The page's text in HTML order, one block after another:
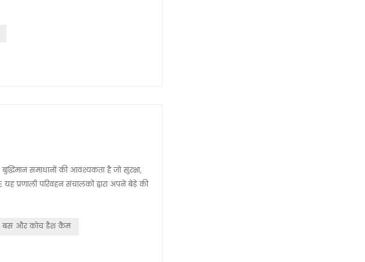
समाधानों की आवश्यकता है जो सुरक्षा,
परिवहन संचालकों द्वारा अपने बेड़े की
बस और कोच डैश कैम